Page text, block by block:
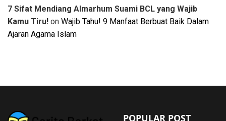
7 Sifat Mendiang Almarhum Suami BCL yang Wajib
Kamu Tiru! on Wajib Tahu! 9 Manfaat Berbuat Baik Dalam
Ajaran Agama Islam
POPULAR POST